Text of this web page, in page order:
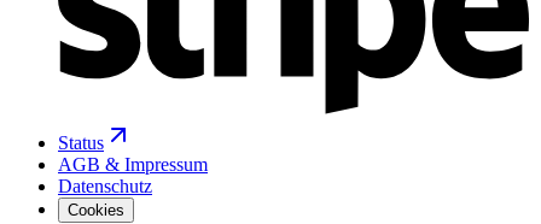
Status
AGB & Impressum
Datenschutz
Cookies